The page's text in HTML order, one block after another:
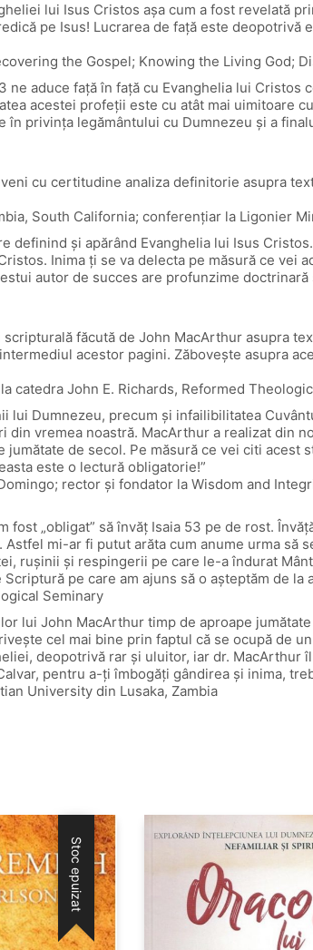
lui Isus Cristos așa cum a fost revelată
pe Isus! Lucrarea de față este
the Gospel; Knowing the Living God;
aduce față în față cu Evanghelia lui
acestei profeții este cu atât mai uimitoare
privința legământului cu Dumnezeu și a
cu certitudine analiza definitorie asupra
South California; conferențiar la Ligonier
și apărând Evanghelia lui Isus
Inima ți se va delecta pe măsură ce vei
autor de succes are profunzime
făcută de John MacArthur asupra
acestor pagini. Zăbovește asupra
catedra John E. Richards, Reformed
lui Dumnezeu, precum și infailibilitatea
vremea noastră. MacArthur a realizat din
de secol. Pe măsură ce vei citi acest
este o lectură obligatorie!”
rector și fondator la Wisdom and
„obligat” să învăț Isaia 53 pe de rost.
mi-ar fi putut arăta cum anume urma să
rușinii și respingerii pe care le-a îndurat
pe care am ajuns să o așteptăm de la
Seminary
lui John MacArthur timp de aproape
cel mai bine prin faptul că se ocupă de
deopotrivă rar și uluitor, iar dr. MacArthur
pentru a-ți îmbogăți gândirea și inima,
University din Lusaka, Zambia
Stoc epuizat